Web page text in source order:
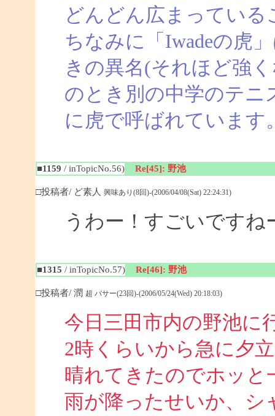
どんどん広まってい
ちなみに「Iwadeの虎
きの異名(それほど強
のとき別の中学のテニ
に虎で呼ばれています
■1159 / inTopicNo.56) Re[45]: 野池
□投稿者/ ど素人 興味あり(8回)-(2006/04/08(Sat) 22:24:31)
うわー！すごいですね
■1315 / inTopicNo.57) Re[46]: 野池
□投稿者/ 潤 超 バサー(23回)-(2006/05/24(Wed) 20:18:03)
今日三田市内の野池に
2時くらいから急に夕
晴れてきたのでホッと
雨が降ったせいか、シ